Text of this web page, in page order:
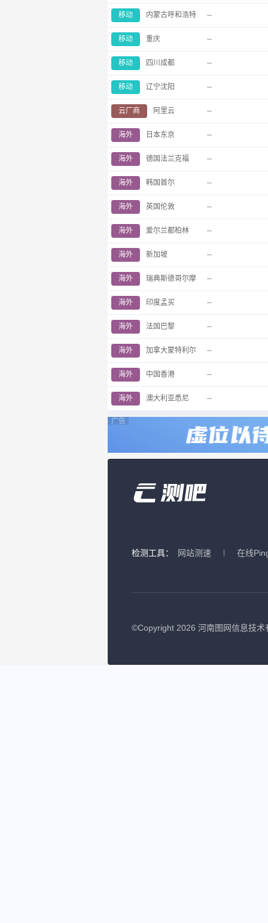
移动 内蒙古呼和浩特 --
移动 重庆 --
移动 四川成都 --
移动 辽宁沈阳 --
云厂商 阿里云 --
海外 日本东京 --
海外 德国法兰克福 --
海外 韩国首尔 --
海外 英国伦敦 --
海外 爱尔兰都柏林 --
海外 新加坡 --
海外 瑞典斯德哥尔摩 --
海外 印度孟买 --
海外 法国巴黎 --
海外 加拿大蒙特利尔 --
海外 中国香港 --
海外 澳大利亚悉尼 --
广告
检测工具： 网站测速 在线
©Copyright 2026 河南图网信息技